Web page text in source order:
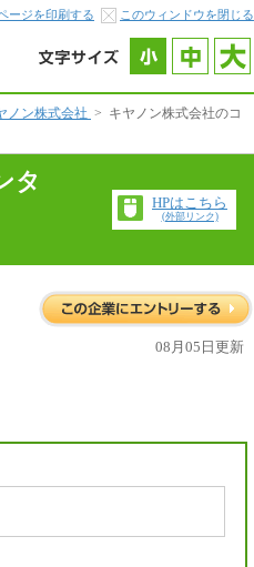
ージを印刷する このウィンドウを閉じる
ノン株式会社 > キヤノン株式会社のコ
タ
HPはこちら
(外部リンク)
08月05日更新